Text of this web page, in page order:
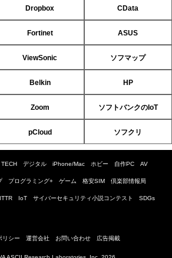
Dropbox CData
Fortinet ASUS
ViewSonic ソフマップ
Belkin HP
Zoom ソフトバンクのIoT
pCloud ソフクリ
TECH デジタル iPhone/Mac ホビー 自作PC AV
プログラミング+ ゲーム 格安SIM 倶楽部情報局
IoT サイバーセキュリティ小説コンテスト SDGs
リシー 運営会社 お問い合わせ 広告掲載